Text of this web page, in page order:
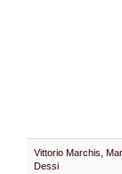
Vittorio Marchis,
Dessi